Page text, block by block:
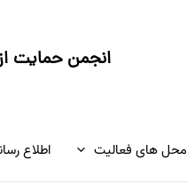
انجمن حمایت
محل های فعالیت اطلاع